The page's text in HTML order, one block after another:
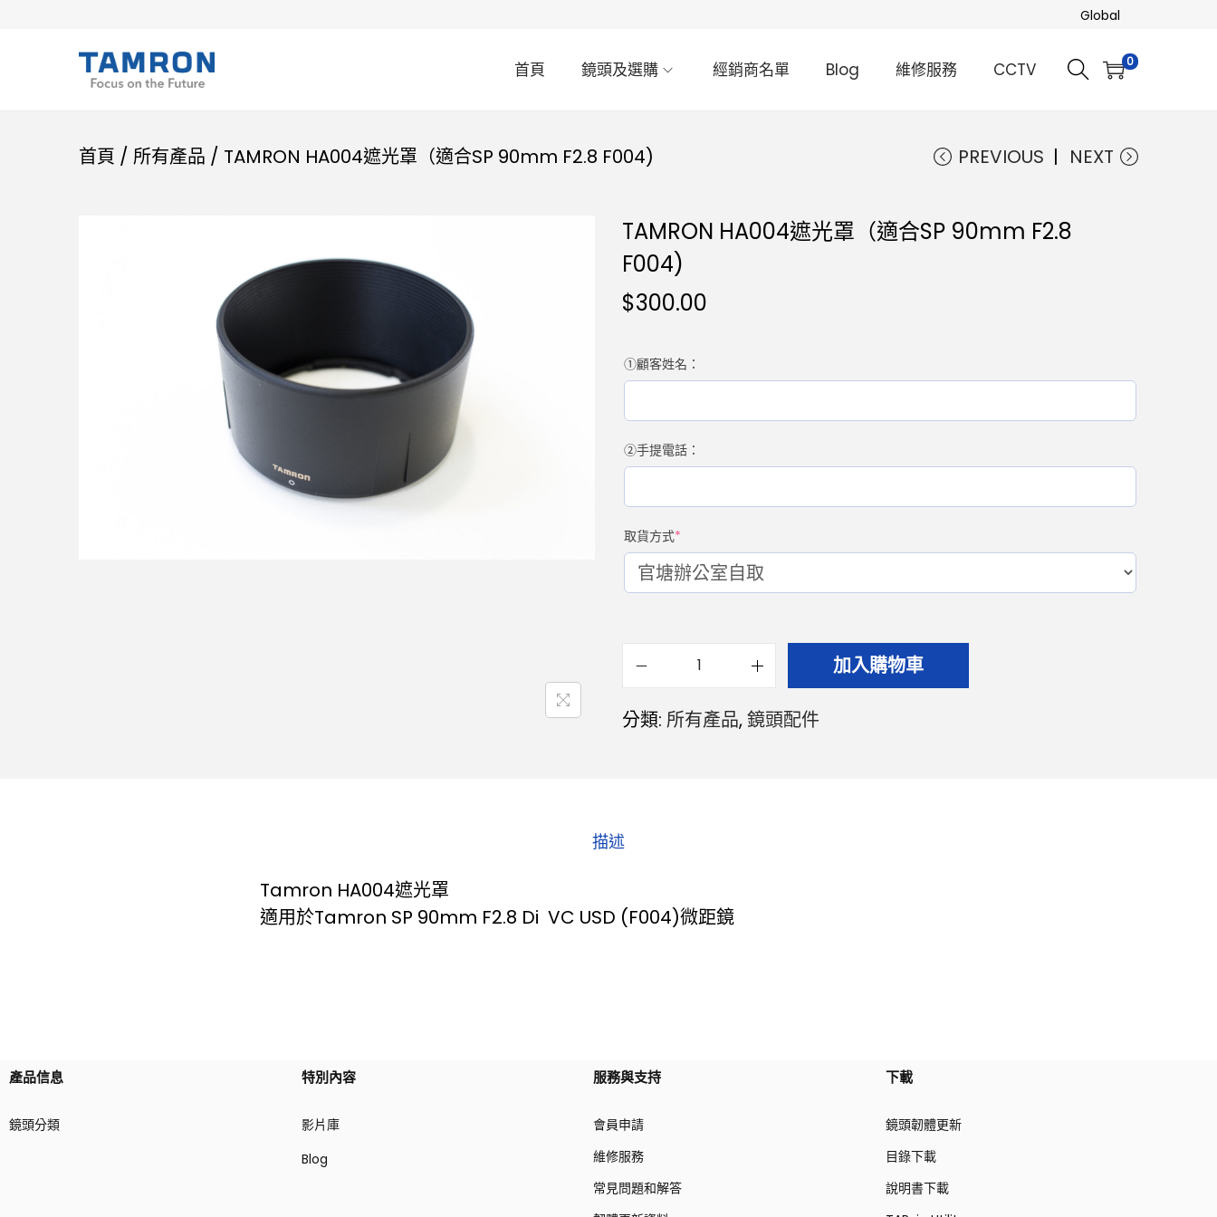
Global
首頁 鏡頭及選購 經銷商名單 Blog 維修服務 CCTV 0
首頁 / 所有產品 / TAMRON HA004遮光罩（適合SP 90mm F2.8 F004) PREVIOUS NEXT
TAMRON HA004遮光罩（適合SP 90mm F2.8
F004)
$300.00
①顧客姓名：
②手提電話：
取貨方式*
加入購物車
分類: 所有產品,鏡頭配件
描述
Tamron HA004遮光罩
適用於Tamron SP 90mm F2.8 Di VC USD (F004)微距鏡
產品信息
鏡頭分類
特別內容
影片庫
Blog
服務與支持
會員申請
維修服務
常見問題和解答
下載
鏡頭韌體更新
目錄下載
說明書下載